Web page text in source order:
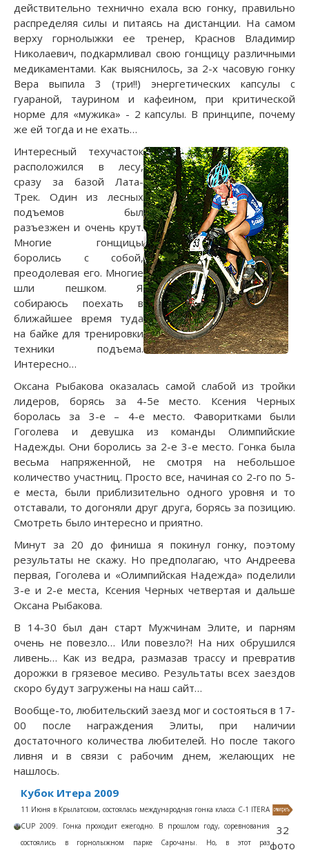
действительно технично ехала всю гонку, правильно
распределяя силы и питаясь на дистанции. На самом
верху горнолыжки ее тренер, Краснов Владимир
Николаевич, подкармливал свою гонщицу различными
медикаментами. Как выяснилось, за 2-х часовую гонку
Вера выпила 3 (три!!) энергетических капсулы с
гуараной, таурином и кафеином, при критической
норме для «мужика» - 2 капсулы. В принципе, почему
же ей тогда и не ехать…
Интересный техучасток
расположился в лесу,
сразу за базой Лата-
Трек. Один из лесных
подъемов был
разъезжен и очень крут.
Многие гонщицы
боролись с собой,
преодолевая его. Многие
шли пешком. Я
собираюсь поехать в
ближайшее время туда
на байке для тренировки
техники подъема.
Интересно…
Оксана Рыбакова оказалась самой слабой из тройки
лидеров, борясь за 4-5е место. Ксения Черных
боролась за 3-е – 4-е место. Фаворитками были
Гоголева и девушка из команды Олимпийские
Надежды. Они боролись за 2-е 3-е место. Гонка была
весьма напряженной, не смотря на небольшое
количество участниц. Просто все, начиная со 2-го по 5-
е места, были приблизительно одного уровня и то
отставали, то догоняли друг друга, борясь за позицию.
Смотреть было интересно и приятно.
Минут за 20 до финиша я покинул гонку, поэтому
результаты не скажу. Но предполагаю, что Андреева
первая, Гоголева и «Олимпийская Надежда» поделили
3-е и 2-е места, Ксения Черных четвертая и дальше
Оксана Рыбакова.
В 14-30 был дан старт Мужчинам Элите, и парням
очень не повезло… Или повезло?! На них обрушился
ливень… Как из ведра, размазав трассу и превратив
дорожки в грязевое месиво. Результаты всех заездов
скоро будут загружены на наш сайт…
Вообще-то, любительский заезд мог и состояться в 17-
00 после награждения Элиты, при наличии
достаточного количества любителей. Но после такого
ливня и в связи с рабочим днем, желающих не
нашлось.
Кубок Итера 2009
11 Июня в Крылатском, состоялась международная гонка класса C-1 ITERA
CUP 2009. Гонка проходит ежегодно. В прошлом году, соревнования
состоялись в горнолыжном парке Сарочаны. Но, в этот раз
32
фото